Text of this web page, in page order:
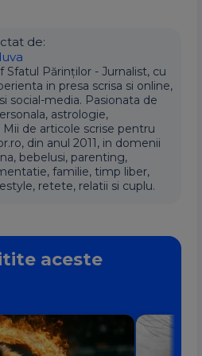
de:
Sfatul Părinților - Jurnalist, cu
in presa scrisa si online,
social-media. Pasionata de
astrologie,
de articole scrise pentru
din anul 2011, in domenii
bebelusi, parenting,
familie, timp liber,
retete, relatii si cuplu.
aceste